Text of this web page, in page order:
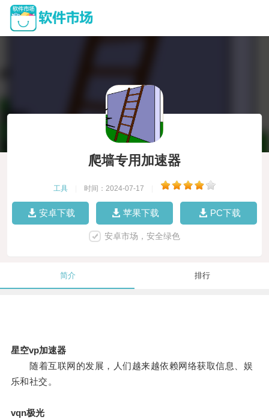
爬墙专用加速器
工具 时间：2024-07-17
安卓下载 苹果下载 PC下载
安卓市场，安全绿色
简介 排行
星空vp加速器
随着互联网的发展，人们越来越依赖网络获取信息、娱
乐和社交。
vqn极光